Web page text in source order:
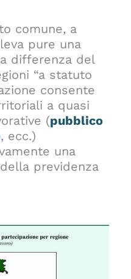
comune, a
pure una
differenza del
“a statuto
consente
a quasi
(pubblico
, ecc.)
una
previdenza